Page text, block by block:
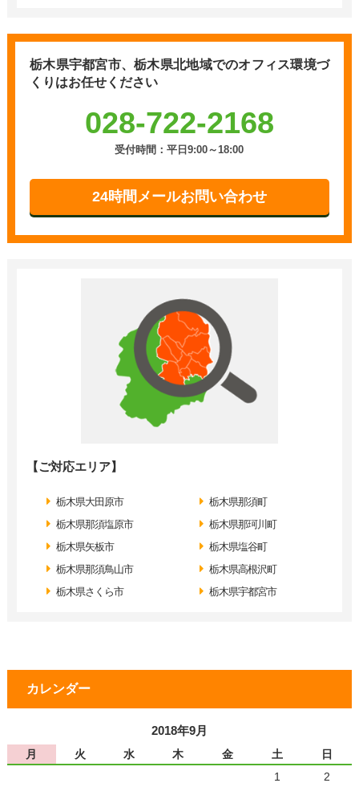
栃木県宇都宮市、栃木県北地域でのオフィス環境づ
くりはお任せください
028-722-2168
受付時間：平日9:00～18:00
24時間メールお問い合わせ
【ご対応エリア】
栃木県大田原市
栃木県那須塩原市
栃木県矢板市
栃木県那須鳥山市
栃木県さくら市
栃木県那須町
栃木県那珂川町
栃木県塩谷町
栃木県高根沢町
栃木県宇都宮市
カレンダー
2018年9月
月 火 水 木 金 土
日
1
2